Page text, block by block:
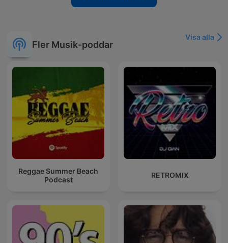
Fler Musik-poddar
Visa alla
Reggae Summer Beach
Podcast
RETROMIX